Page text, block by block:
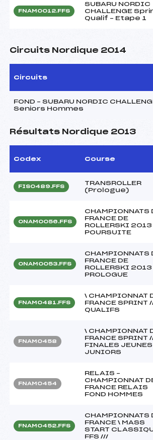
FNAM0012.FFS
SUBARU NORDIC
CHALLENGE
Qualif – Etape 1
Circuits Nordique 2014
Circuits
FOND – SUBARU NORDIC
Seniors Hommes
Résultats Nordique 2013
Codex Course
FIS0489.FFS
TRANSROLLER
(Prologue)
ONAM0056.FFS
CHAMPIONNATS
FRANCE DE
ROLLERSKI 2013
POURSUITE
ONAM0053.FFS
CHAMPIONNATS
FRANCE DE
ROLLERSKI 2013
PROLOGUE
FNAM0481.FFS
\ CHAMPIONNAT
FRANCE SPRINT
QUALIFS
FNAM0458
\ CHAMPIONNAT
FRANCE SPRINT
FINALES JEUNES
JUNIORS
FNAM0454
RELAIS –
CHAMPIONNAT
FRANCE RELAIS
FOND HOMMES
FNAM0452.FFS
CHAMPIONNATS
FRANCE \ MASS
START
FFS ///